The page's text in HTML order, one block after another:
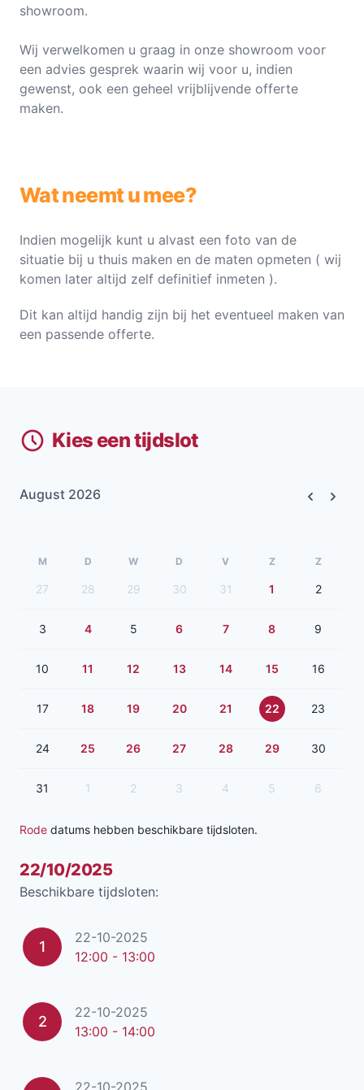
showroom.
Wij verwelkomen u graag in onze showroom voor
een advies gesprek waarin wij voor u, indien
gewenst, ook een geheel vrijblijvende offerte
maken.
Wat neemt u mee?
Indien mogelijk kunt u alvast een foto van de
situatie bij u thuis maken en de maten opmeten ( wij
komen later altijd zelf definitief inmeten ).
Dit kan altijd handig zijn bij het eventueel maken van
een passende offerte.
Kies een tijdslot
August 2026
M D W D V Z Z
27 28 29 30 31 1 2
3 4 5 6 7 8 9
10 11 12 13 14 15 16
17 18 19 20 21 22 23
24 25 26 27 28 29 30
31 1 2 3 4 5 6
Rode datums hebben beschikbare tijdsloten.
22/10/2025
Beschikbare tijdsloten:
1
22-10-2025
12:00 - 13:00
2
22-10-2025
13:00 - 14:00
22-10-2025